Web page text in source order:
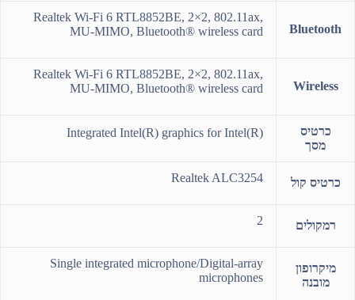
Bluetooth
Realtek Wi-Fi 6 RTL8852BE, 2×2, 802.11ax,
MU-MIMO, Bluetooth® wireless card
Wireless
Realtek Wi-Fi 6 RTL8852BE, 2×2, 802.11ax,
MU-MIMO, Bluetooth® wireless card
כרטיס
מסך
Integrated Intel(R) graphics for Intel(R)
כרטיס קול Realtek ALC3254
רמקולים 2
מיקרופון
מובנה
Single integrated microphone/Digital-array
microphones